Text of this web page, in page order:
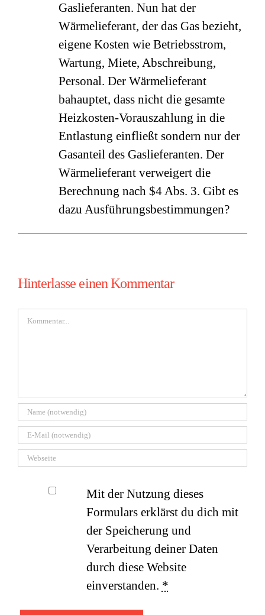
Gaslieferanten. Nun hat der
Wärmelieferant, der das Gas bezieht,
eigene Kosten wie Betriebsstrom,
Wartung, Miete, Abschreibung,
Personal. Der Wärmelieferant
bahauptet, dass nicht die gesamte
Heizkosten-Vorauszahlung in die
Entlastung einfließt sondern nur der
Gasanteil des Gaslieferanten. Der
Wärmelieferant verweigert die
Berechnung nach $4 Abs. 3. Gibt es
dazu Ausführungsbestimmungen?
Hinterlasse einen Kommentar
Kommentar
Mit der Nutzung dieses
Formulars erklärst du dich mit
der Speicherung und
Verarbeitung deiner Daten
durch diese Website
einverstanden. *